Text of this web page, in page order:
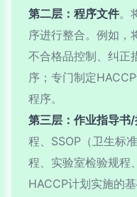
第二层：程序文件。
序进行整合。例如，
不合格品控制、纠正
序；专门制定
程序。
第三层：作业指导书
程、SSOP（卫生标
程、实验室检验规程
HACCP计划实施的基